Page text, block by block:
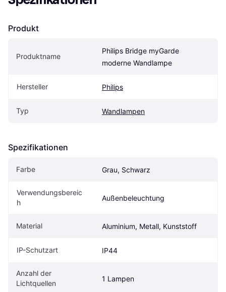
Produkt
Produktname
Philips Bridge myGarde
moderne Wandlampe
Hersteller Philips
Typ Wandlampen
Spezifikationen
Farbe Grau, Schwarz
Verwendungsbereic
h
Außenbeleuchtung
Material Aluminium, Metall, Kunststoff
IP-Schutzart IP44
Anzahl der
Lichtquellen
1 Lampen